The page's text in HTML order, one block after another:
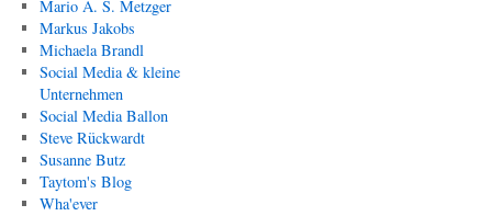
Mario A. S. Metzger
Markus Jakobs
Michaela Brandl
Social Media & kleine
Unternehmen
Social Media Ballon
Steve Rückwardt
Susanne Butz
Taytom's Blog
Wha'ever